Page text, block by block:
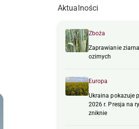
Aktualności
Zboża
Zaprawianie
ozimych
Europa
Ukraina pokazuje
2026 r. Presja na
zniknie